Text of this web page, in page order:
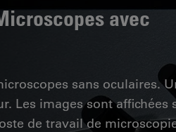
avec
sans oculaires.
Les images sont affichées
de travail de